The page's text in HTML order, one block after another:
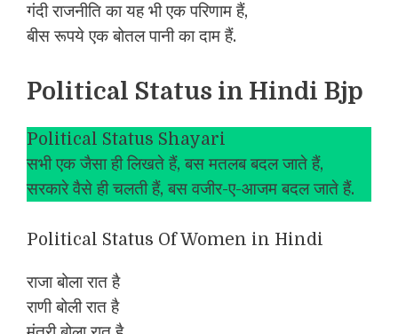
गंदी राजनीति का यह भी एक परिणाम हैं,
बीस रूपये एक बोतल पानी का दाम हैं.
Political Status in Hindi Bjp
Political Status Shayari
सभी एक जैसा ही लिखते हैं, बस मतलब बदल जाते हैं,
सरकारे वैसे ही चलती हैं, बस वजीर-ए-आजम बदल जाते हैं.
Political Status Of Women in Hindi
राजा बोला रात है
राणी बोली रात है